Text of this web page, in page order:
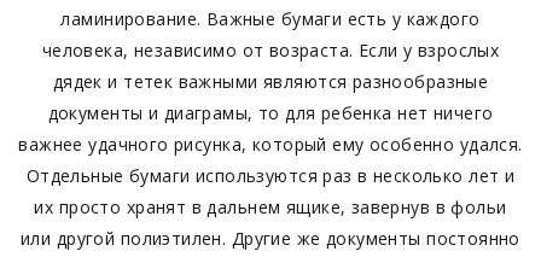
ламинирование. Важные бумаги есть у каждого
человека, независимо от возраста. Если у взрослых
дядек и тетек важными являются разнообразные
документы и диаграмы, то для ребенка нет ничего
важнее удачного рисунка, который ему особенно удался.
Отдельные бумаги используются раз в несколько лет и
их просто хранят в дальнем ящике, завернув в фольи
или другой полиэтилен. Другие же документы постоянно